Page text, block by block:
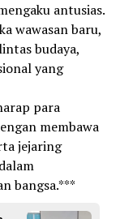
antusias.
wawasan baru,
budaya,
yang
para
membawa
jejaring
bangsa.***